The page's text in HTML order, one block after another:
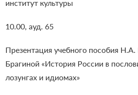
институт культуры
10.00, ауд. 65
Презентация учебного пособия
Брагиной «История России в
лозунгах и идиомах»